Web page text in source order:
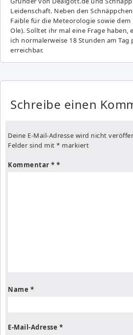
Leidenschaft. Neben den
Fai­ble für die Meteorologie sowie dem
Ole). Solltet ihr mal eine Frage haben,
ich normalerweise 18 Stunden am Tag
erreichbar.
Schreibe einen
Deine E-Mail-Adresse wird nicht
Felder sind mit * markiert
Kommentar *
Name *
E-Mail-Adresse *